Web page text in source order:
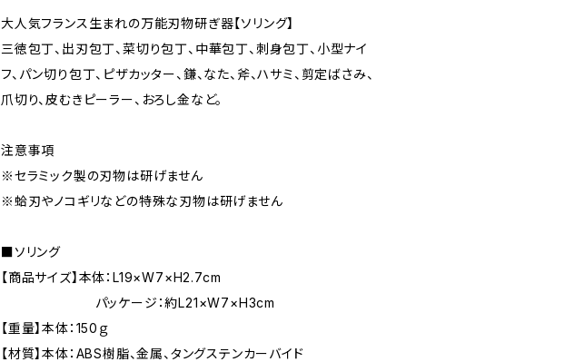
大人気フランス生まれの万能刃物研ぎ器【ソリング】
三徳包丁、出刃包丁、菜切り包丁、中華包丁、刺身包丁、小型ナイ
フ、パン切り包丁、ピザカッター、鎌、なた、斧、ハサミ、剪定ばさみ、
爪切り、皮むきピーラー、おろし金など。
注意事項
※セラミック製の刃物は研げません
※蛤刃やノコギリなどの特殊な刃物は研げません
■ソリング
【商品サイズ】本体：L19×W7×H2.7cm
パッケージ：約L21×W7×H3cm
【重量】本体：150ｇ
【材質】本体：ABS樹脂、金属、タングステンカーバイド